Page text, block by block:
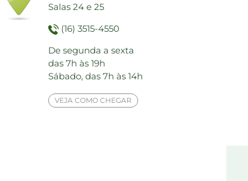
Salas 24 e 25
(16) 3515-4550
De segunda a sexta
das 7h às 19h
Sábado, das 7h às 14h
VEJA COMO CHEGAR